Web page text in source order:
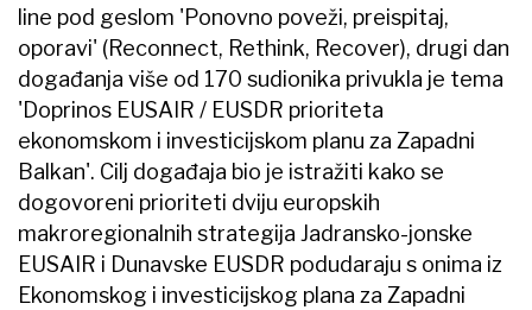
line pod geslom 'Ponovno poveži, preispitaj,
oporavi' (Reconnect, Rethink, Recover), drugi dan
događanja više od 170 sudionika privukla je tema
'Doprinos EUSAIR / EUSDR prioriteta
ekonomskom i investicijskom planu za Zapadni
Balkan'. Cilj događaja bio je istražiti kako se
dogovoreni prioriteti dviju europskih
makroregionalnih strategija Jadransko-jonske
EUSAIR i Dunavske EUSDR podudaraju s onima iz
Ekonomskog i investicijskog plana za Zapadni